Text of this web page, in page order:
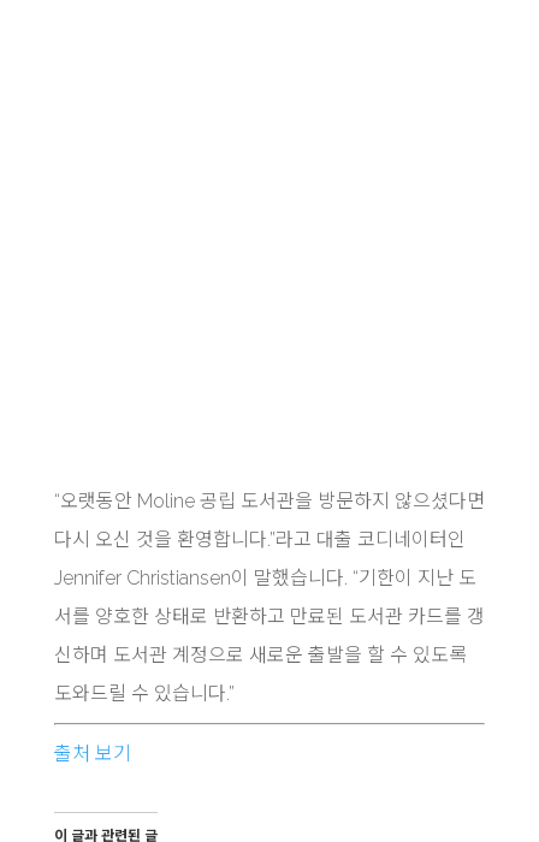
“오랫동안 Moline 공립 도서관을 방문하지 않으셨다면
다시 오신 것을 환영합니다.”라고 대출 코디네이터인
Jennifer Christiansen이 말했습니다. “기한이 지난 도
서를 양호한 상태로 반환하고 만료된 도서관 카드를 갱
신하며 도서관 계정으로 새로운 출발을 할 수 있도록
도와드릴 수 있습니다.”
출처 보기
이 글과 관련된 글